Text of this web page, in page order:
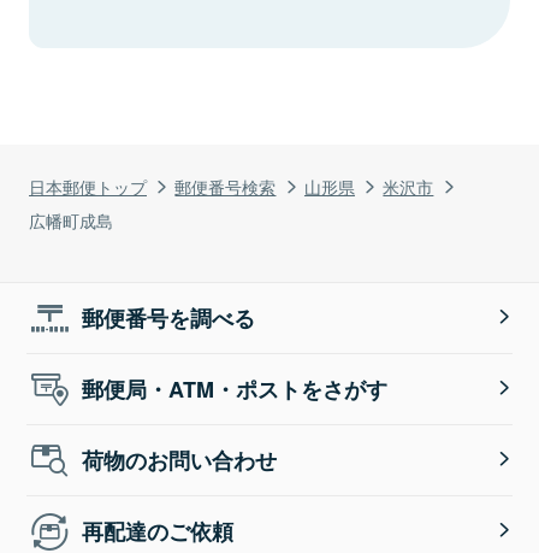
日本郵便トップ 郵便番号検索 山形県
米沢市
広幡町成島
郵便番号を調べる
郵便局・ATM・ポストをさがす
荷物のお問い合わせ
再配達のご依頼